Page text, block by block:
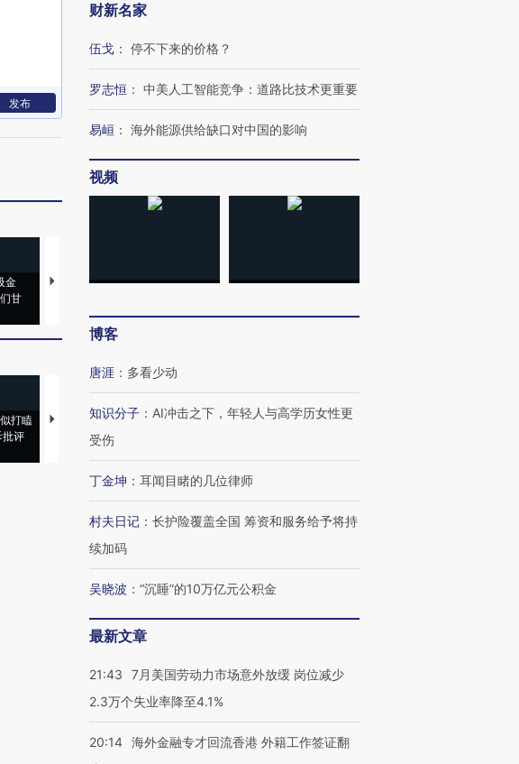
发布
金
甘
马航飞行员跨国走私7万
视线｜被称为“蟑螂”的印
育部长拱下台
视线｜“入侵”还是“人道危
飞地休达
打瞌
批评
视线｜全球最热百城独占
97个 印度如何熬过48°C
财新名家
伍戈 ： 停不下来的价格？
罗志恒 ： 中美人工智能竞争：道路比技术更重要
易峘 ： 海外能源供给缺口对中国的影响
视频
博客
唐涯 ： 多看少动
知识分子 ： AI冲击之下，年轻人与高学历女性更
受伤
丁金坤 ： 耳闻目睹的几位律师
村夫日记 ： 长护险覆盖全国 筹资和服务给予将持
续加码
吴晓波 ： “沉睡”的10万亿元公积金
最新文章
21:43
7月美国劳动力市场意外放缓 岗位减少
2.3万个失业率降至4.1%
20:14 海外金融专才回流香港 外籍工作签证翻